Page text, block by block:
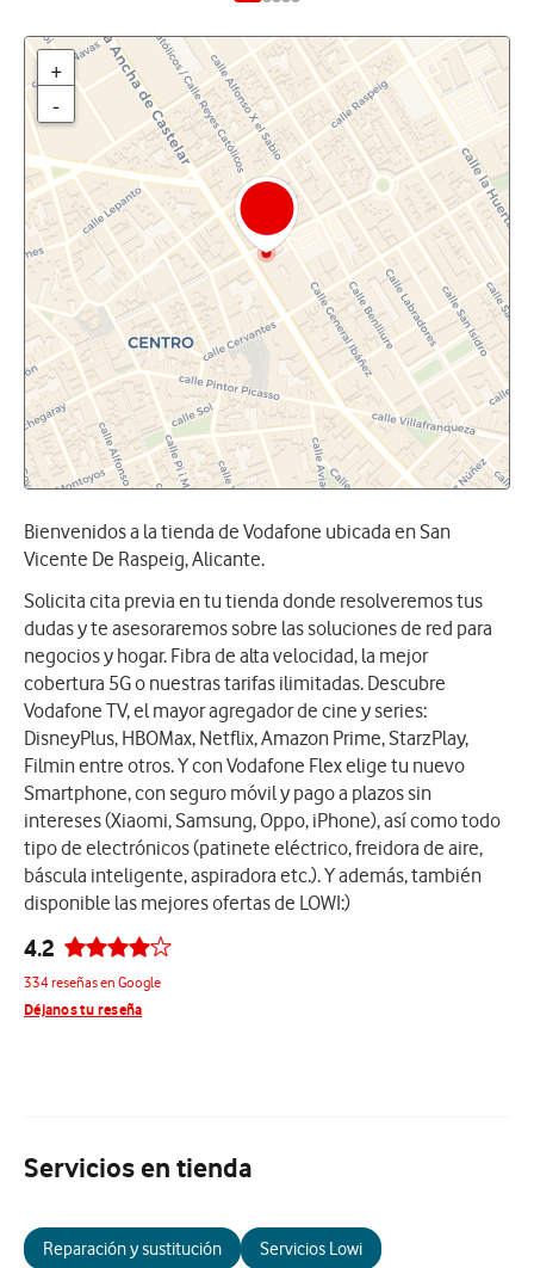
+
-
Bienvenidos a la tienda de Vodafone ubicada en San
Vicente De Raspeig, Alicante.
Solicita cita previa en tu tienda donde resolveremos tus
dudas y te asesoraremos sobre las soluciones de red para
negocios y hogar. Fibra de alta velocidad, la mejor
cobertura 5G o nuestras tarifas ilimitadas. Descubre
Vodafone TV, el mayor agregador de cine y series:
DisneyPlus, HBOMax, Netflix, Amazon Prime, StarzPlay,
Filmin entre otros. Y con Vodafone Flex elige tu nuevo
Smartphone, con seguro móvil y pago a plazos sin
intereses (Xiaomi, Samsung, Oppo, iPhone), así como todo
tipo de electrónicos (patinete eléctrico, freidora de aire,
báscula inteligente, aspiradora etc.). Y además, también
disponible las mejores ofertas de LOWI:)
4.2
334 reseñas en Google
Déjanos tu reseña
Servicios en tienda
Reparación y sustitución Servicios Lowi